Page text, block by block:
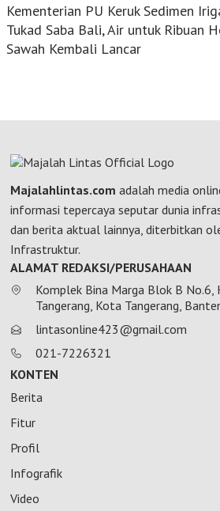
Kementerian PU Keruk Sedimen
Tukad Saba Bali, Air untuk Ribuan
Sawah Kembali Lancar
Majalahlintas.com adalah media
informasi tepercaya seputar dunia
dan berita aktual lainnya, diterbitkan
Infrastruktur.
ALAMAT REDAKSI/PERUSAHAAN
Komplek Bina Marga Blok B No.6,
Tangerang, Kota Tangerang,
lintasonline423@gmail.com
021-7226321
KONTEN
Berita
Fitur
Profil
Infografik
Video